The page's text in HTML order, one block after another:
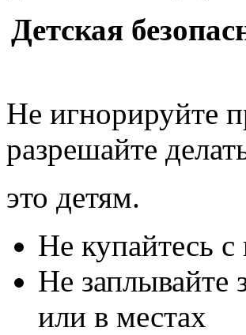
Детская
Не игнорируйте
разрешайте
это детям.
Не купайтесь
Не заплывайте
или в местах